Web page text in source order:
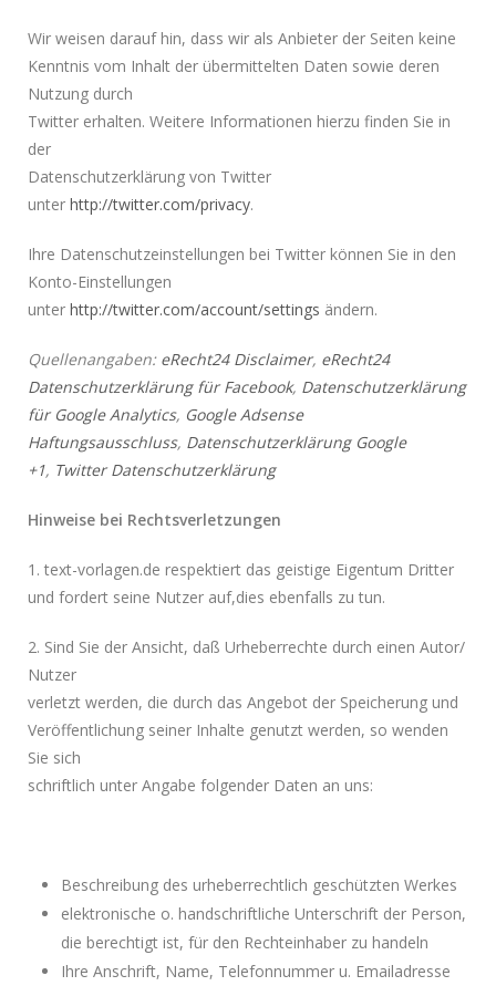
Wir weisen darauf hin, dass wir als Anbieter der Seiten keine
Kenntnis vom Inhalt der übermittelten Daten sowie deren
Nutzung durch
Twitter erhalten. Weitere Informationen hierzu finden Sie in
der
Datenschutzerklärung von Twitter
unter http://twitter.com/privacy.
Ihre Datenschutzeinstellungen bei Twitter können Sie in den
Konto-Einstellungen
unter http://twitter.com/account/settings ändern.
Quellenangaben: eRecht24 Disclaimer, eRecht24
Datenschutzerklärung für Facebook, Datenschutzerklärung
für Google Analytics, Google Adsense
Haftungsausschluss, Datenschutzerklärung Google
+1, Twitter Datenschutzerklärung
Hinweise bei Rechtsverletzungen
1. text-vorlagen.de respektiert das geistige Eigentum Dritter
und fordert seine Nutzer auf,dies ebenfalls zu tun.
2. Sind Sie der Ansicht, daß Urheberrechte durch einen Autor/
Nutzer
verletzt werden, die durch das Angebot der Speicherung und
Veröffentlichung seiner Inhalte genutzt werden, so wenden
Sie sich
schriftlich unter Angabe folgender Daten an uns:
Beschreibung des urheberrechtlich geschützten Werkes
elektronische o. handschriftliche Unterschrift der Person,
die berechtigt ist, für den Rechteinhaber zu handeln
Ihre Anschrift, Name, Telefonnummer u. Emailadresse